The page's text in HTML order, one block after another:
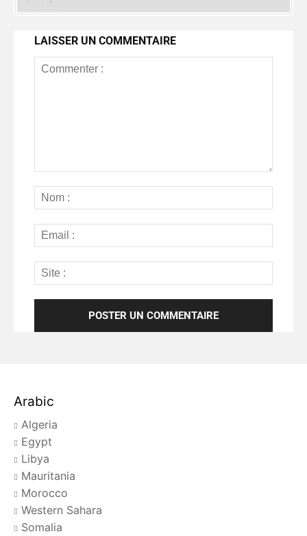
LAISSER UN COMMENTAIRE
Arabic
Algeria
Egypt
Libya
Mauritania
Morocco
Western Sahara
Somalia